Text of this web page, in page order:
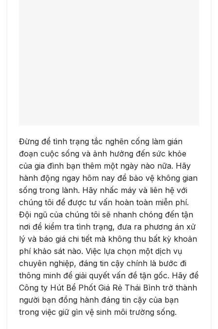
Đừng để tình trạng tắc nghẽn cống làm gián
đoạn cuộc sống và ảnh hưởng đến sức khỏe
của gia đình bạn thêm một ngày nào nữa. Hãy
hành động ngay hôm nay để bảo vệ không gian
sống trong lành. Hãy nhấc máy và liên hệ với
chúng tôi để được tư vấn hoàn toàn miễn phí.
Đội ngũ của chúng tôi sẽ nhanh chóng đến tận
nơi để kiểm tra tình trạng, đưa ra phương án xử
lý và báo giá chi tiết mà không thu bất kỳ khoản
phí khảo sát nào. Việc lựa chọn một dịch vụ
chuyên nghiệp, đáng tin cậy chính là bước đi
thông minh để giải quyết vấn đề tận gốc. Hãy để
Công ty Hút Bể Phốt Giá Rẻ Thái Bình trở thành
người bạn đồng hành đáng tin cậy của bạn
trong việc giữ gìn vệ sinh môi trường sống.